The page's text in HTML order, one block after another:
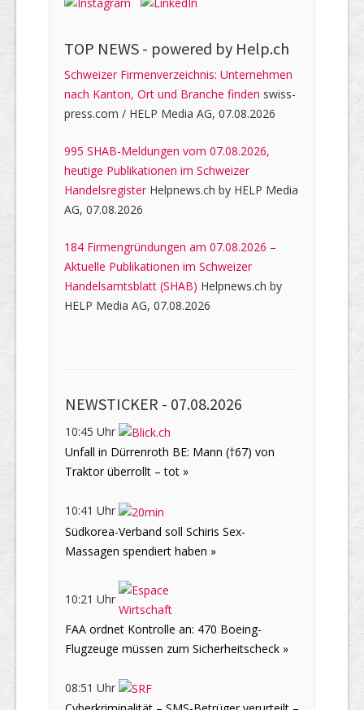
TOP NEWS - powered by Help.ch
Schweizer Firmenverzeichnis: Unternehmen
nach Kanton, Ort und Branche finden swiss-
press.com / HELP Media AG, 07.08.2026
995 SHAB-Meldungen vom 07.08.2026,
heutige Publikationen im Schweizer
HandelsregisterHelpnews.ch by HELP Media
AG, 07.08.2026
184 Firmengründungen am 07.08.2026 –
Aktuelle Publikationen im Schweizer
Handelsamtsblatt (SHAB) Helpnews.ch by
HELP Media AG, 07.08.2026
NEWSTICKER - 07.08.2026
10:45 Uhr
Unfall in Dürrenroth BE: Mann (†67) von
Traktor überrollt – tot »
10:41 Uhr
Südkorea-Verband soll Schiris Sex-
Massagen spendiert haben »
10:21 Uhr
FAA ordnet Kontrolle an: 470 Boeing-
Flugzeuge müssen zum Sicherheitscheck »
08:51 Uhr